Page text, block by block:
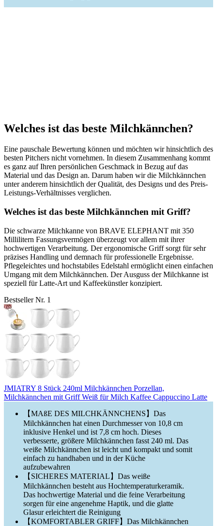
Welches ist das beste Milchkännchen?
Eine pauschale Bewertung können und möchten wir hinsichtlich des
besten Pitchers nicht vornehmen. In diesem Zusammenhang kommt
es ganz auf Ihren persönlichen Geschmack in Bezug auf das
Material und das Design an. Darum haben wir die Milchkännchen
unter anderem hinsichtlich der Qualität, des Designs und des Preis-
Leistungs-Verhältnisses verglichen.
Welches ist das beste Milchkännchen mit Griff?
Die schwarze Milchkanne von BRAVE ELEPHANT mit 350
Millilitern Fassungsvermögen überzeugt vor allem mit ihrer
hochwertigen Verarbeitung. Der ergonomische Griff sorgt für sehr
präzises Handling und demnach für professionelle Ergebnisse.
Pflegeleichtes und hochstabiles Edelstahl ermöglicht einen einfachen
Umgang mit dem Milchkännchen. Der Ausguss der Milchkanne ist
speziell für Latte-Art und Kaffeekünstler konzipiert.
Bestseller Nr. 1
JMIATRY 8 Stück 240ml Milchkännchen Porzellan,
Milchkännchen mit Griff Weiß für Milch Kaffee Cappuccino Latte
【MAßE DES MILCHKÄNNCHENS】Das
Milchkännchen hat einen Durchmesser von 10,8 cm
inklusive Henkel und ist 7,8 cm hoch. Dieses
verbesserte, größere Milchkännchen fasst 240 ml. Das
weiße Milchkännchen ist leicht und kompakt und somit
einfach zu handhaben und in der Küche
aufzubewahren
【SICHERES MATERIAL】Das weiße
Milchkännchen besteht aus Hochtemperaturkeramik.
Das hochwertige Material und die feine Verarbeitung
sorgen für eine angenehme Haptik, und die glatte
Glasur erleichtert die Reinigung
【KOMFORTABLER GRIFF】Das Milchkännchen